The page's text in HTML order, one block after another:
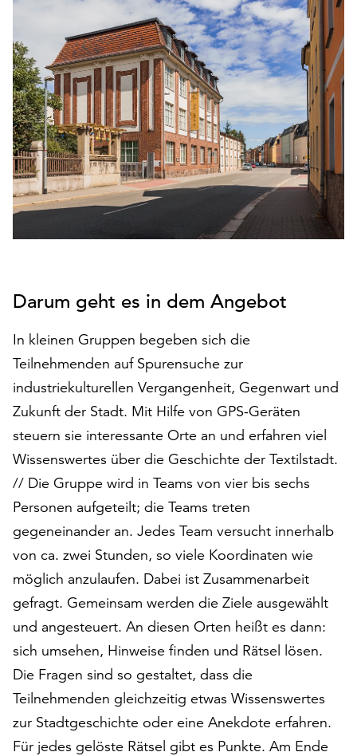
der
Seite
notwendig
sind
(funktionale
Cookies),
sowie
solche,
die
lediglich
werden.
Klicken
Sie
auf
„Alle
akzeptieren“,
um
Cookies
zu
akzeptieren.
können
Ihr
Einverständnis
jederzeit
ändern
und
widerrufen.
Dafür
steht
Ihnen
am
Ende
Darum geht es in dem Angebot
In kleinen Gruppen begeben sich die
Teilnehmenden auf Spurensuche zur
industriekulturellen Vergangenheit, Gegenwart und
Zukunft der Stadt. Mit Hilfe von GPS-Geräten
steuern sie interessante Orte an und erfahren viel
Wissenswertes über die Geschichte der Textilstadt.
// Die Gruppe wird in Teams von vier bis sechs
Personen aufgeteilt; die Teams treten
gegeneinander an. Jedes Team versucht innerhalb
von ca. zwei Stunden, so viele Koordinaten wie
möglich anzulaufen. Dabei ist Zusammenarbeit
gefragt. Gemeinsam werden die Ziele ausgewählt
und angesteuert. An diesen Orten heißt es dann:
sich umsehen, Hinweise finden und Rätsel lösen.
Die Fragen sind so gestaltet, dass die
Teilnehmenden gleichzeitig etwas Wissenswertes
zur Stadtgeschichte oder eine Anekdote erfahren.
Für jedes gelöste Rätsel gibt es Punkte. Am Ende